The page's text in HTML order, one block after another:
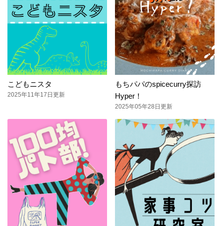
こどもニスタ
2025年11年17日更新
もちパパのspicecurry探訪
Hyper！
2025年05年28日更新